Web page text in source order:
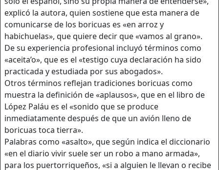
explicó la autora, quien sostiene que esta manera de
comunicarse de los boricuas es «en arroz y
habichuelas», que quiere decir que «vamos al grano».
De su experiencia profesional incluyó términos como
«aceita’o», que es el «testigo cuya declaración ha sido
practicada y estudiada por sus abogados».
Otros términos reflejan tradiciones boricuas como
muestra la definición de «aplausos», que en el libro de
López Paláu es el «sonido que se produce
inmediatamente después de que un avión lleno de
boricuas toca tierra».
Palabras como «asalto», que según indica el diccionario
«en el diario vivir suele ser un robo a mano armada»,
para los puertorriqueños, «si a alguien le llevan o recibe